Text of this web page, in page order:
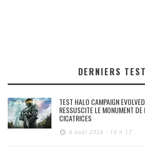
DERNIERS
TEST HALO CAMPAIGN
RESSUSCITE LE MONUMENT
CICATRICES
4 août 2026 - 10 h 17